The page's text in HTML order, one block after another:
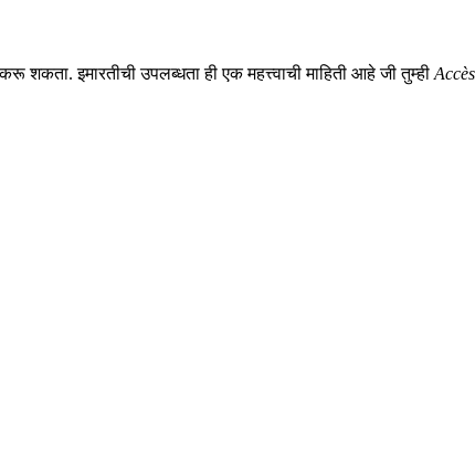
शकता. इमारतीची उपलब्धता ही एक महत्त्वाची माहिती आहे जी तुम्ही